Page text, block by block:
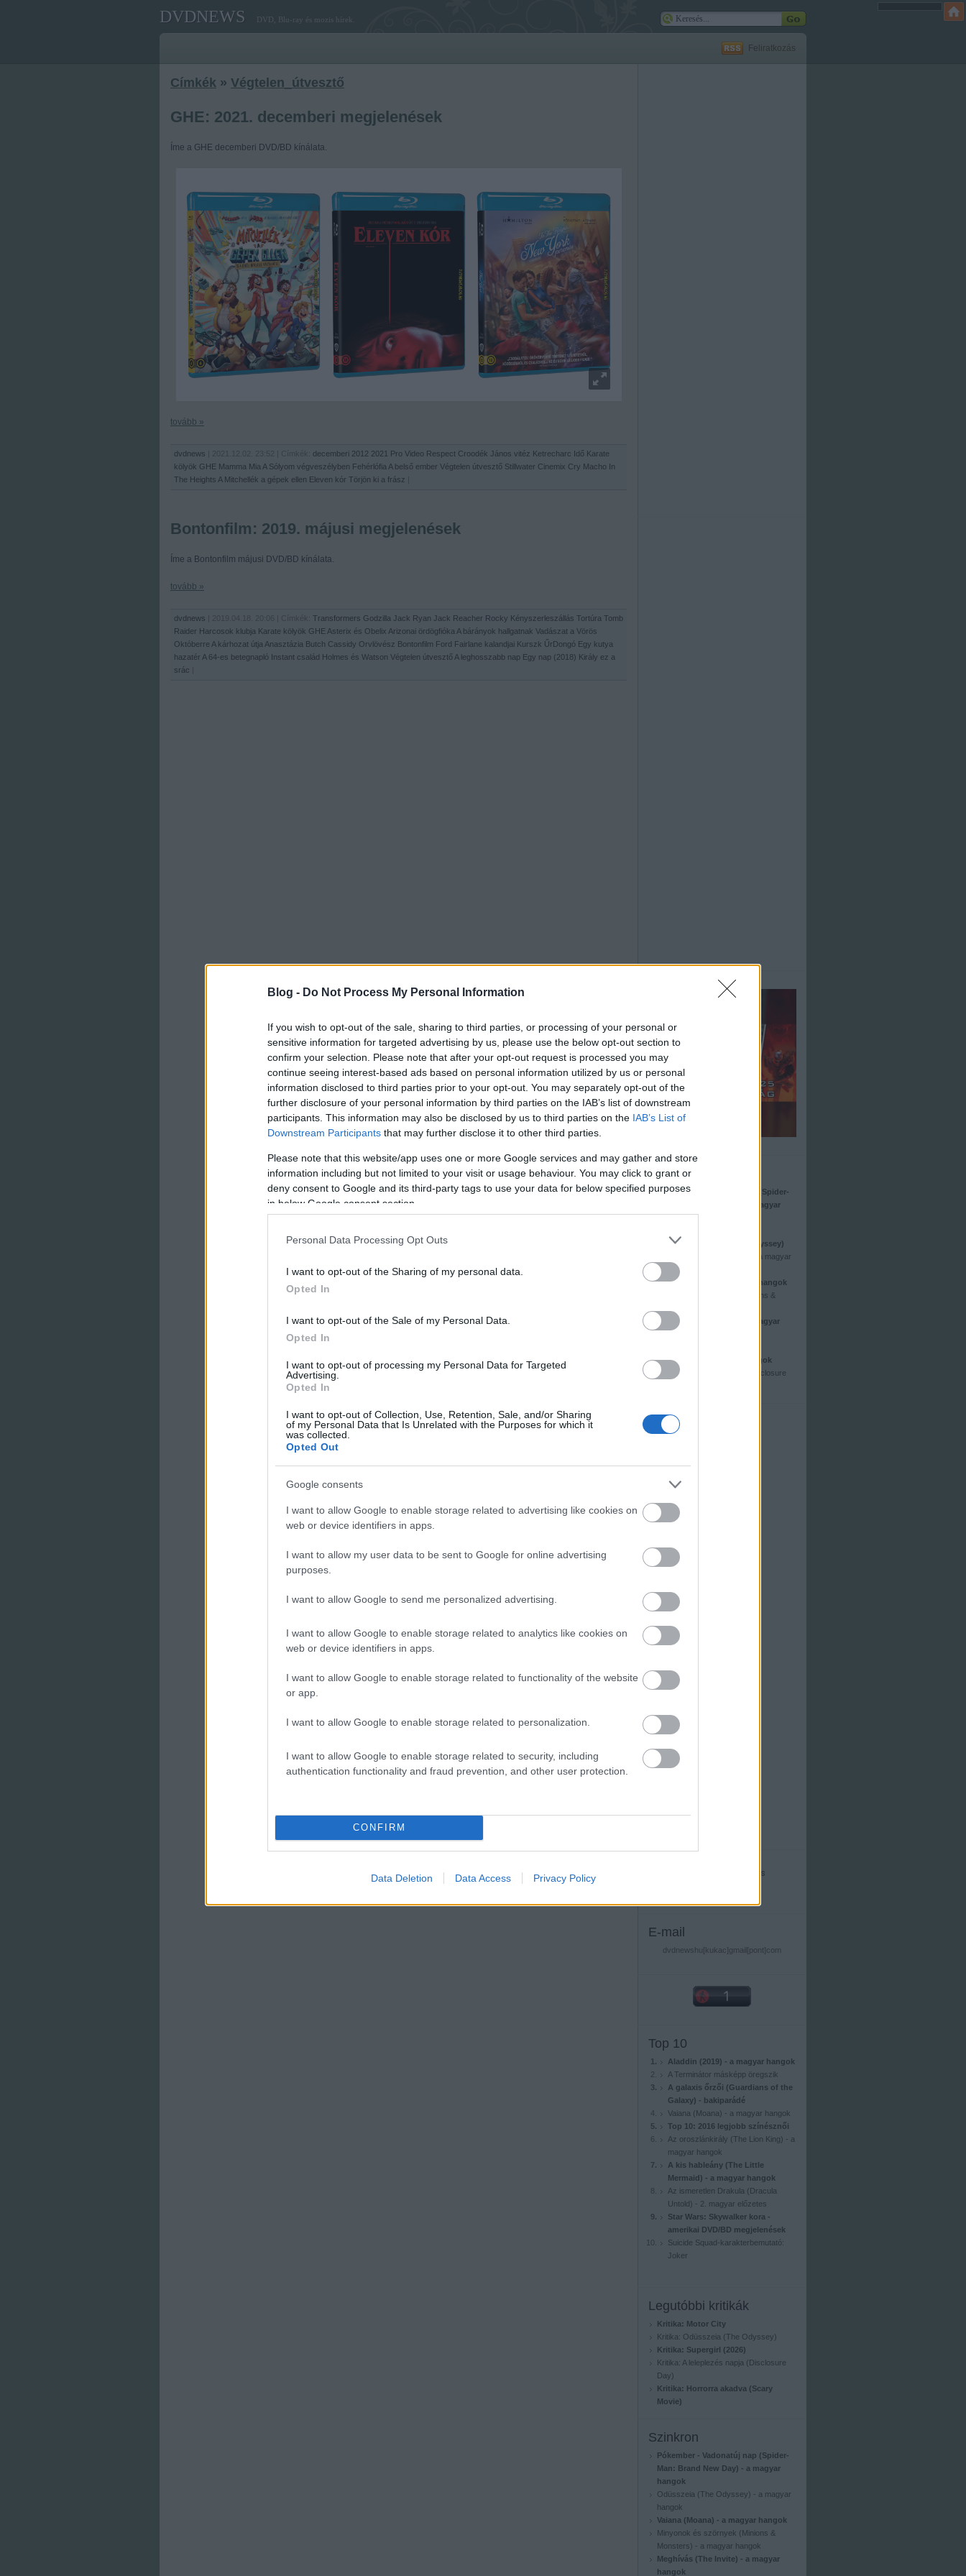
Blog - Do Not Process My Personal Information
If you wish to opt-out of the sale, sharing to third parties, or processing of your personal or
sensitive information for targeted advertising by us, please use the below opt-out section to
confirm your selection. Please note that after your opt-out request is processed you may
continue seeing interest-based ads based on personal information utilized by us or personal
information disclosed to third parties prior to your opt-out. You may separately opt-out of the
further disclosure of your personal information by third parties on the IAB’s list of downstream
participants. This information may also be disclosed by us to third parties on the IAB’s List of
Downstream Participants that may further disclose it to other third parties.
Please note that this website/app uses one or more Google services and may gather and store
information including but not limited to your visit or usage behaviour. You may click to grant or
deny consent to Google and its third-party tags to use your data for below specified purposes
in below Google consent section.
Personal Data Processing Opt Outs
I want to opt-out of the Sharing of my personal data.
Opted In
I want to opt-out of the Sale of my Personal Data.
Opted In
I want to opt-out of processing my Personal Data for Targeted
Advertising.
Opted In
I want to opt-out of Collection, Use, Retention, Sale, and/or Sharing
of my Personal Data that Is Unrelated with the Purposes for which it
was collected.
Opted Out
Google consents
I want to allow Google to enable storage related to advertising like cookies on
web or device identifiers in apps.
I want to allow my user data to be sent to Google for online advertising
purposes.
I want to allow Google to send me personalized advertising.
I want to allow Google to enable storage related to analytics like cookies on
web or device identifiers in apps.
I want to allow Google to enable storage related to functionality of the website
or app.
I want to allow Google to enable storage related to personalization.
I want to allow Google to enable storage related to security, including
authentication functionality and fraud prevention, and other user protection.
CONFIRM
Data Deletion Data Access Privacy Policy
DVDNEWS DVD, Blu-ray és mozis hírek.
Feliratkozás
Címkék » Végtelen_útvesztő
GHE: 2021. decemberi megjelenések
Íme a GHE decemberi DVD/BD kínálata.
tovább »
dvdnews | 2021.12.02. 23:52 | Címkék: decemberi 2012 2021 Pro Video Respect Croodék János vitéz Ketrecharc Idő Karate
kölyök GHE Mamma Mia A Sólyom végveszélyben Fehérlófia A belső ember Végtelen útvesztő Stillwater Cinemix Cry Macho In
The Heights A Mitchellék a gépek ellen Eleven kór Törjön ki a frász
Bontonfilm: 2019. májusi megjelenések
Íme a Bontonfilm májusi DVD/BD kínálata.
tovább »
dvdnews | 2019.04.18. 20:06 | Címkék: Transformers Godzilla Jack Ryan Jack Reacher Rocky Kényszerleszállás Tortúra Tomb
Raider Harcosok klubja Karate kölyök GHE Asterix és Obelix Arizonai ördögfióka A bárányok hallgatnak Vadászat a Vörös
Októberre A kárhozat útja Anasztázia Butch Cassidy Orvlövész Bontonfilm Ford Fairlane kalandjai Kurszk ŰrDongó Egy kutya
hazatér A 64-es betegnapló Instant család Holmes és Watson Végtelen útvesztő A leghosszabb nap Egy nap (2018) Király ez a
srác
Friss
Pókember - Vadonatúj nap (Spider-
Man: Brand New Day) - a magyar
hangok
Kritika: Odüsszeia (The Odyssey)
Odüsszeia (The Odyssey) - a magyar
hangok
Vaiana (Moana) - a magyar hangok
Minyonok és szörnyek (Minions &
Meghívás (The Invite) - a magyar
Toy Story 5 - a magyar hangok
Kritika: A leleplezés napja (Disclosure
E-mail
dvdnewshu[kukac]gmail[pont]com
Top 10
Aladdin (2019) - a magyar hangok
A Terminátor másképp öregszik
A galaxis őrzői (Guardians of the
Galaxy) - bakiparádé
Vaiana (Moana) - a magyar hangok
Top 10: 2016 legjobb színésznői
Az oroszlánkirály (The Lion King) - a
magyar hangok
A kis hableány (The Little
Mermaid) - a magyar hangok
Az ismeretlen Drakula (Dracula
Untold) - 2. magyar előzetes
Star Wars: Skywalker kora -
amerikai DVD/BD megjelenések
Suicide Squad-karakterbemutató:
Joker
Legutóbbi kritikák
Kritika: Motor City
Kritika: Odüsszeia (The Odyssey)
Kritika: Supergirl (2026)
Kritika: A leleplezés napja (Disclosure
Day)
Kritika: Horrorra akadva (Scary
Movie)
Szinkron
Pókember - Vadonatúj nap (Spider-
Man: Brand New Day) - a magyar
hangok
Odüsszeia (The Odyssey) - a magyar
hangok
Vaiana (Moana) - a magyar hangok
Minyonok és szörnyek (Minions &
Monsters) - a magyar hangok
Meghívás (The Invite) - a magyar
hangok